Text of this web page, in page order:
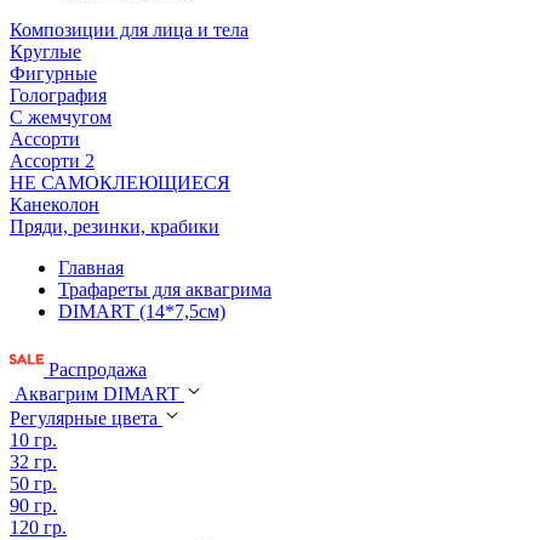
Композиции для лица и тела
Круглые
Фигурные
Голография
С жемчугом
Ассорти
Ассорти 2
НЕ САМОКЛЕЮЩИЕСЯ
Канеколон
Пряди, резинки, крабики
Главная
Трафареты для аквагрима
DIMART (14*7,5см)
Распродажа
Аквагрим DIMART
Регулярные цвета
10 гр.
32 гр.
50 гр.
90 гр.
120 гр.